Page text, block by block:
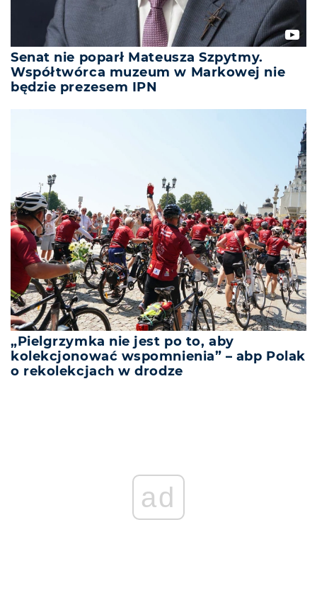
Senat nie poparł Mateusza Szpytmy.
Współtwórca muzeum w Markowej nie
będzie prezesem IPN
„Pielgrzymka nie jest po to, aby
kolekcjonować wspomnienia” – abp Polak
o rekolekcjach w drodze
ad